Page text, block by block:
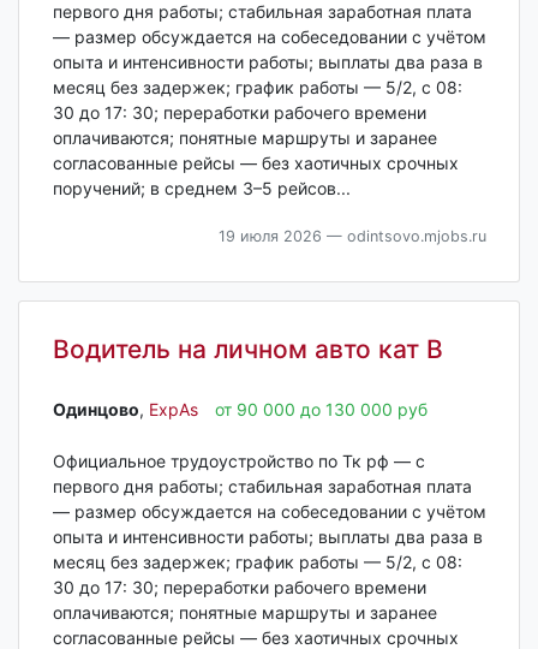
первого дня работы; стабильная заработная плата
— размер обсуждается на собеседовании с учётом
опыта и интенсивности работы; выплаты два раза в
месяц без задержек; график работы — 5/2, с 08:
30 до 17: 30; переработки рабочего времени
оплачиваются; понятные маршруты и заранее
согласованные рейсы — без хаотичных срочных
поручений; в среднем 3–5 рейсов...
19 июля 2026 — odintsovo.mjobs.ru
Водитель на личном авто кат В
Одинцово‎, ExpAs от 90 000 до 130 000 руб
Официальное трудоустройство по Тк рф — с
первого дня работы; стабильная заработная плата
— размер обсуждается на собеседовании с учётом
опыта и интенсивности работы; выплаты два раза в
месяц без задержек; график работы — 5/2, с 08:
30 до 17: 30; переработки рабочего времени
оплачиваются; понятные маршруты и заранее
согласованные рейсы — без хаотичных срочных